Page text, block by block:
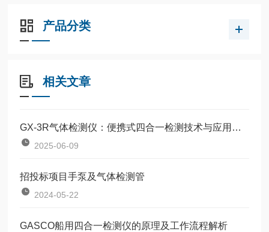
产品分类
相关文章
GX-3R气体检测仪：便携式四合一检测技术与应用解析
2025-06-09
招投标项目手泵及气体检测管
2024-05-22
GASCO船用四合一检测仪的原理及工作流程解析